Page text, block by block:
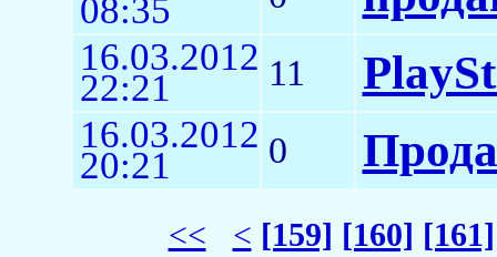
08:35
16.03.2012
22:21 11
16.03.2012
20:21 0
<< < [159] [160] [161]